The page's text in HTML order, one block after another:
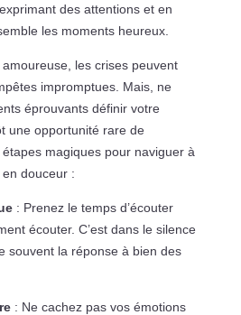
des attentions et en
les moments heureux.
les crises peuvent
impromptues. Mais, ne
éprouvants définir votre
une opportunité rare de
magiques pour naviguer à
douceur :
: Prenez le temps d’écouter
écouter. C’est dans le silence
souvent la réponse à bien des
: Ne cachez pas vos émotions